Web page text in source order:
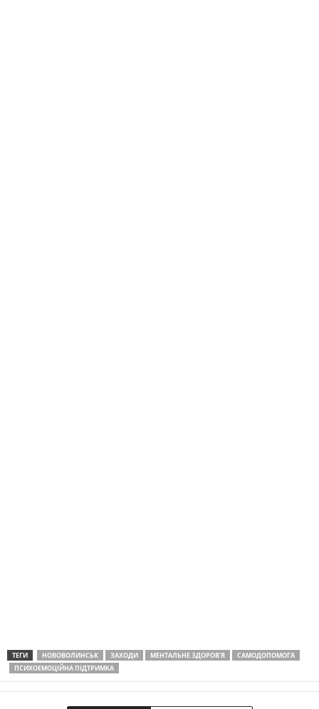
ТЕГИ НОВОВОЛИНСЬК ЗАХОДИ МЕНТАЛЬНЕ ЗДОРОВ'Я
САМОДОПОМОГА
ПСИХОЕМОЦІЙНА ПІДТРИМКА